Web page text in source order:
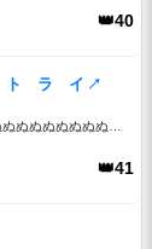
👑40
ラ イ ↗
👑41